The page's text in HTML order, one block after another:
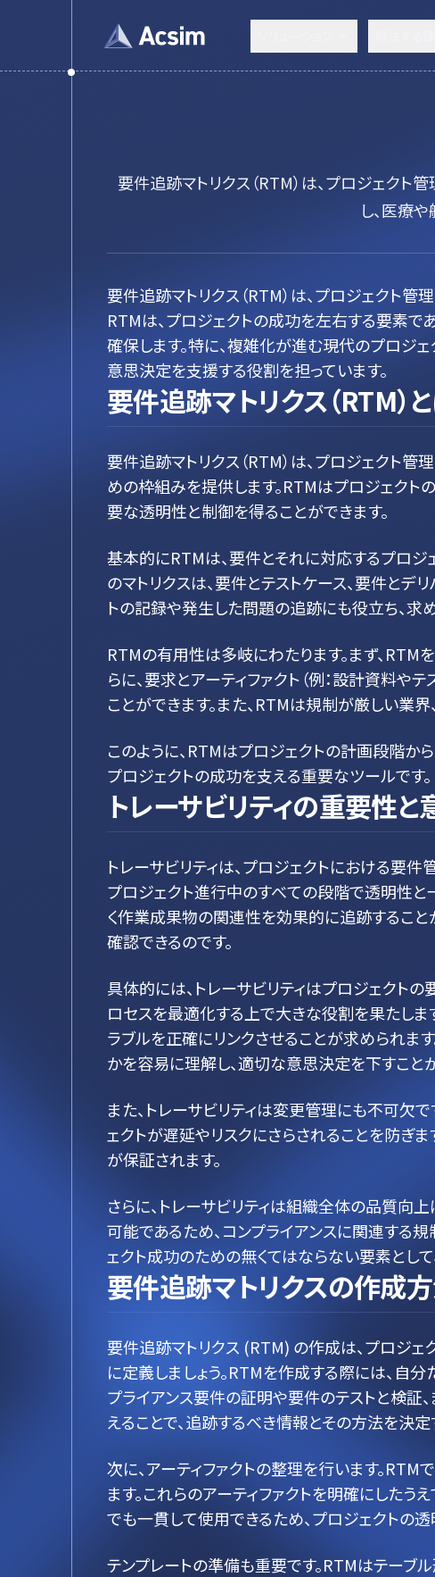
要件追跡マトリクス（RTM）は、プロジェク
し、医療
要件追跡マトリクス（RTM）は、プロジェクト
RTMは、プロジェクトの成功を左右する要素で
確保します。特に、複雑化が進む現代のプロジ
意思決定を支援する役割を担っています。
要件追跡マトリクス（RTM）
要件追跡マトリクス（RTM）は、プロジェクト
めの枠組みを提供します。RTMはプロジェク
要な透明性と制御を得ることができます。
基本的にRTMは、要件とそれに対応するプロジ
のマトリクスは、要件とテストケース、要件とデ
トの記録や発生した問題の追跡にも役立ち、
RTMの有用性は多岐にわたります。まず、RTM
らに、要求とアーティファクト（例：設計資料や
ことができます。また、RTMは規制が厳しい業
このように、RTMはプロジェクトの計画段階か
プロジェクトの成功を支える重要なツールです。
トレーサビリティの重要性と
トレーサビリティは、プロジェクトにおける要
プロジェクト進行中のすべての段階で透明性と
く作業成果物の関連性を効果的に追跡すること
確認できるのです。
具体的には、トレーサビリティはプロジェクト
ロセスを最適化する上で大きな役割を果たしま
ラブルを正確にリンクさせることが求められま
かを容易に理解し、適切な意思決定を下すこと
また、トレーサビリティは変更管理にも不可欠
ェクトが遅延やリスクにさらされることを防ぎ
が保証されます。
さらに、トレーサビリティは組織全体の品質向
可能であるため、コンプライアンスに関連する
ェクト成功のための無くてはならない要素とし
要件追跡マトリクスの作成
要件追跡マトリクス (RTM) の作成は、プロジ
に定義しましょう。RTMを作成する際には、自
プライアンス要件の証明や要件のテストと検証
えることで、追跡するべき情報とその方法を決定
次に、アーティファクトの整理を行います。RTM
ます。これらのアーティファクトを明確にした
でも一貫して使用できるため、プロジェクトの
テンプレートの準備も重要です。RTMはテーブ